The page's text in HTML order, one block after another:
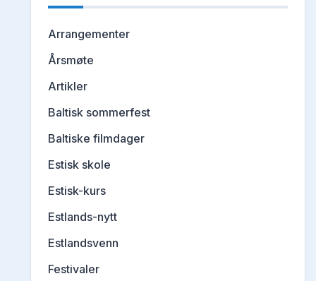
Arrangementer
Årsmøte
Artikler
Baltisk sommerfest
Baltiske filmdager
Estisk skole
Estisk-kurs
Estlands-nytt
Estlandsvenn
Festivaler